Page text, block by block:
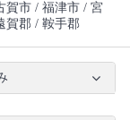
賀市 福津市 宮
賀郡 鞍手郡